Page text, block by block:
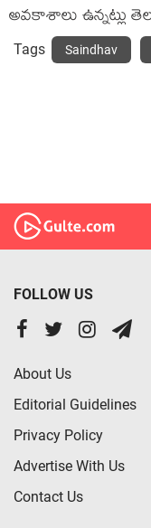
అవకాశాలు ఉన్నట్లు
Tags Saindhav
FOLLOW US
About Us
Editorial Guidelines
Privacy Policy
Advertise With Us
Contact Us